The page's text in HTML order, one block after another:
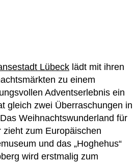
Lübeck lädt mit ihren
zu einem
Adventserlebnis ein
gleich zwei Überraschungen in
Weihnachtswunderland für
zieht zum Europäischen
und das „Hoghehus“
wird erstmalig zum